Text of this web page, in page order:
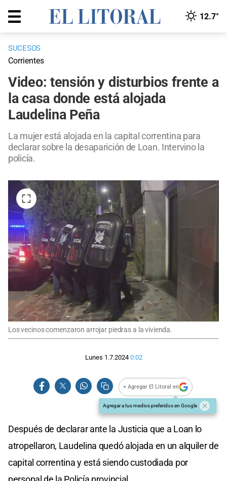
12.7°
SUCESOS
Corrientes
Video: tensión y disturbios frente a
la casa donde está alojada
Laudelina Peña
La mujer está alojada en la capital correntina para
declarar sobre la desaparición de Loan. Intervino la
policía.
Los vecinos comenzaron arrojar piedras a la vivienda.
Lunes 1.7.2024 0:02
+ Agregar El Litoral en
Agregar a tus medios preferidos en Google
Después de declarar ante la Justicia que a Loan lo
atropellaron, Laudelina quedó alojada en un alquiler de
capital correntina y está siendo custodiada por